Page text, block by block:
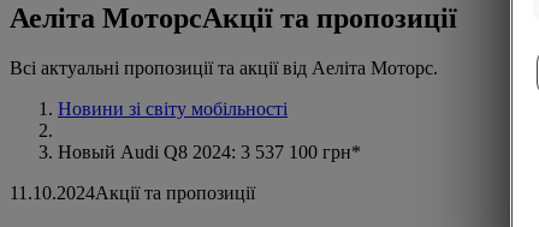
Аеліта МоторсАкції та пропозиції
Всі актуальні пропозиції та акції від Аеліта Моторс.
Новини зі світу мобільності
Новый Audi Q8 2024: 3 537 100 грн*
11.10.2024Акції та пропозиції